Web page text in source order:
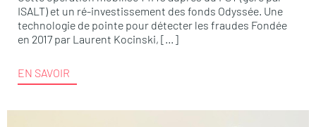
ISALT) et un ré-investissement des fonds Odyssée. Une
technologie de pointe pour détecter les fraudes Fondée
en 2017 par Laurent Kocinski, […]
EN SAVOIR